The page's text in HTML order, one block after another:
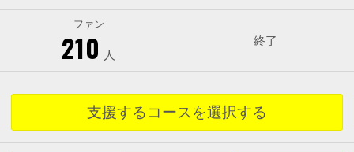
ファン
210 人
終了
支援するコースを選択する